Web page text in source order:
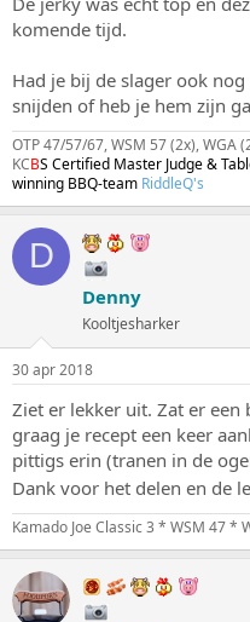
komende tijd.
Had je bij de slager ook
snijden of heb je hem zijn
OTP 47/57/67, WSM 57 (2x), WGA
KCBS Certified Master Judge &
winning BBQ-team RiddleQ's
D
Denny
Kooltjesharker
30 apr 2018
Ziet er lekker uit. Zat er een
graag je recept een keer
pittigs erin (tranen in de
Dank voor het delen en de
Kamado Joe Classic 3 * WSM 47 *